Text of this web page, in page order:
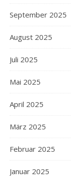
September 2025
August 2025
Juli 2025
Mai 2025
April 2025
März 2025
Februar 2025
Januar 2025